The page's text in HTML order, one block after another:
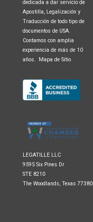
dedicada a dar servicio de
Apostilla, Legalización y
Traducción de todo tipo de
documentos de USA.
Contamos con amplia
experiencia de más de 10
años.
Mapa de Sitio
LEGATILLE LLC
9595 Six Pines Dr
STE 8210
The Woodlands, Texas 77380